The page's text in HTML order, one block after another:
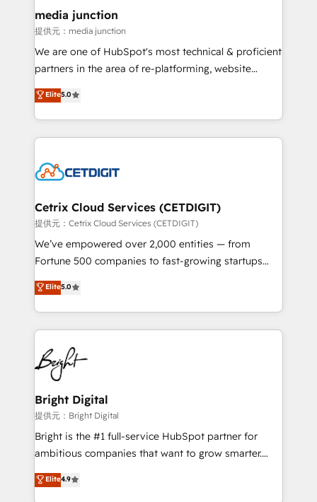
Mexico, USA, and Portugal—we've executed over a
hundred successful operations. Our approach,
rooted in RevOps principles, integrates analysis,
training, planning, and qualification. Leveraging
inbound marketing tactics, we focus on
understanding, nurturing, and converting leads.
competitive market.
media junction
提供元：media junction
We are one of HubSpot's most technical & proficient
partners in the area of re-platforming, website
design & development. We specialize in multi-hub
implementations for mid-market & enterprise
companies. We are woman-owned, powered by
coffee, and we ❤️ dogs. We produce award-winning
Impact Award 🏆2022 Technical Expertise Impact
Award 🏆2020 Elite Solutions Partner 🏆2019
Integrations HubSpot Impact Award 🏆2019
Marketing Enablement HubSpot Impact Award 🏆
2018 Website Design HubSpot Impact Award 🏆2017
Growth-Driven Design Agency of the Year 🏆2016
Sales Enablement HubSpot Impact Award 🏆2015
HubSpot COS Performance Award 🏆2014 HubSpot
COS Design Award 🏆2013 HubSpot Marketplace
Partner 📆Founded in 1997
Elite5.0
Cetrix Cloud Services (CETDIGIT)
提供元：Cetrix Cloud Services (CETDIGIT)
We’ve empowered over 2,000 entities — from
Fortune 500 companies to fast-growing startups
and nonprofits — to streamline operations, scale
revenue, and unlock the full potential of HubSpot.
With deep technical and industry expertise, we fuse
automation, integration, and AI innovation to deliver
lasting impact. We specialize in: • Turnkey and end-
to-end HubSpot implementations • Onboarding for
Sales, Service, Marketing & Content Hubs • AI voice
and chat agents, predictive automation, and smart
workflows • Salesforce + HubSpot integration •
RevOps and AI-driven sales enablement • Website
design and CMS development • ERP integration: SAP,
and CRM migration from any platform •
Client/member portals built on HubSpot • Custom
Elite5.0
Bright Digital
提供元：Bright Digital
Bright is the #1 full-service HubSpot partner for
ambitious companies that want to grow smarter.
From HubSpot onboarding, to training, from
developing a new website to lead generation and
Elite4.9